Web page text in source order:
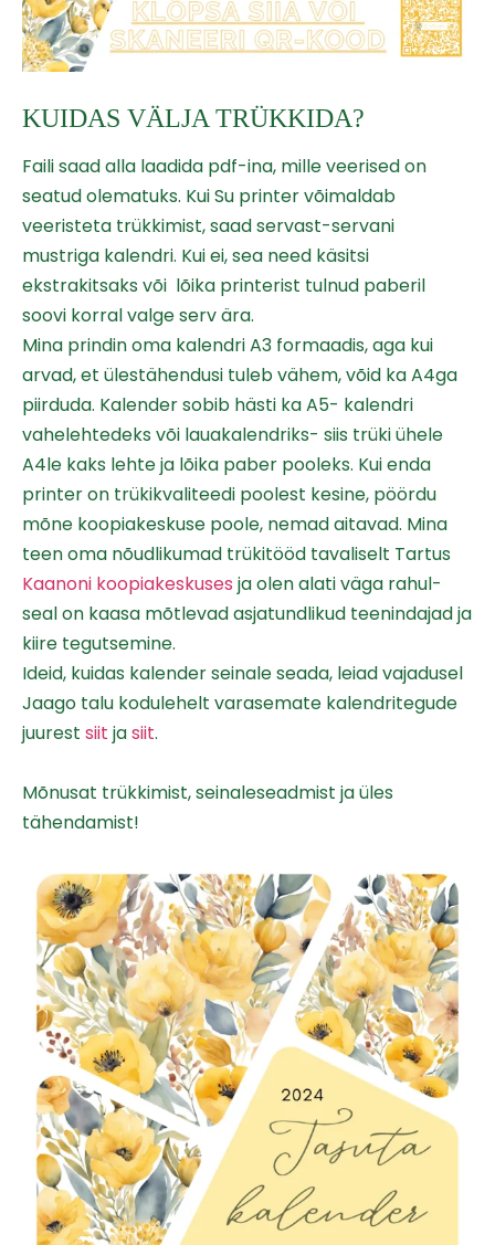
KUIDAS VÄLJA TRÜKKIDA?
Faili saad alla laadida pdf-ina, mille veerised on
seatud olematuks. Kui Su printer võimaldab
veeristeta trükkimist, saad servast-servani
mustriga kalendri. Kui ei, sea need käsitsi
ekstrakitsaks või lõika printerist tulnud paberil
soovi korral valge serv ära.
Mina prindin oma kalendri A3 formaadis, aga kui
arvad, et ülestähendusi tuleb vähem, võid ka A4ga
piirduda. Kalender sobib hästi ka A5- kalendri
vahelehtedeks või lauakalendriks- siis trüki ühele
A4le kaks lehte ja lõika paber pooleks. Kui enda
printer on trükikvaliteedi poolest kesine, pöördu
mõne koopiakeskuse poole, nemad aitavad. Mina
teen oma nõudlikumad trükitööd tavaliselt Tartus
Kaanoni koopiakeskuses ja olen alati väga rahul-
seal on kaasa mõtlevad asjatundlikud teenindajad ja
kiire tegutsemine.
Ideid, kuidas kalender seinale seada, leiad vajadusel
Jaago talu kodulehelt varasemate kalendritegude
juurest siit jasiit.
Mõnusat trükkimist, seinaleseadmist ja üles
tähendamist!